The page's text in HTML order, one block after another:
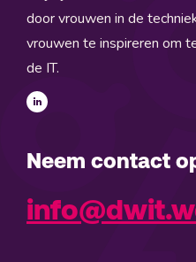
door vrouwen in de
vrouwen te inspireren om
de IT.
Neem contact